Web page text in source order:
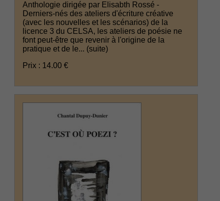
Anthologie dirigée par Elisabth Rossé -
Derniers-nés des ateliers d'écriture créative
(avec les nouvelles et les scénarios) de la
licence 3 du CELSA, les ateliers de poésie ne
font peut-être que revenir à l'origine de la
pratique et de le... (suite)
Prix : 14.00 €